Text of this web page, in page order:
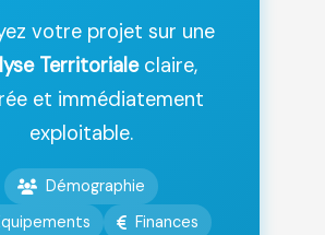
votre projet sur une
Territorialeclaire,
et immédiatement
exploitable.
Démographie
Finances